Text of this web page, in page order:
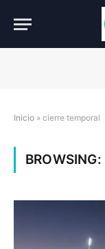
Inicio » cierre temporal
BROWSING: